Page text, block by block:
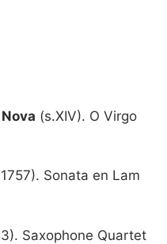
(s.XIV). O Virgo
Sonata en Lam
Saxophone Quartet